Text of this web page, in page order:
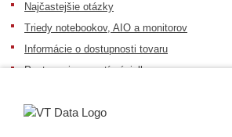
Najčastejšie otázky
Triedy notebookov, AIO a monitorov
Informácie o dostupnosti tovaru
Postup pri prevzatí zásielky
Sledovanie zásielok